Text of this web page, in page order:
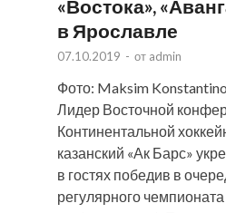
«Востока»,
в Ярославле
07.10.2019 - от admin
Фото: Maksim
Лидер Восточной
Континентальной
казанский «Ак Барс»
в гостях победив в
регулярного